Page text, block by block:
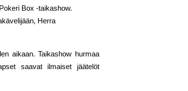
Box -taikashow.
Herra
aikaan. Taikashow hurmaa
saavat ilmaiset jäätelöt